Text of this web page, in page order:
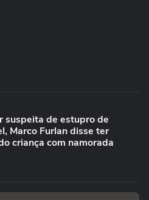
suspeita de estupro de
Marco Furlan disse ter
criança com namorada